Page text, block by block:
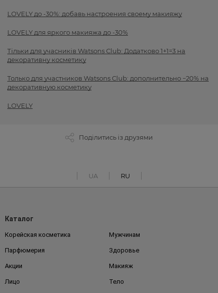
LOVELY до -30%: добавь настроения своему макияжу
LOVELY для яркого макияжа до -30%
Тільки для учасників Watsons Club: Додатково 1+1=3 на
декоративну косметику
Только для участников Watsons Club: дополнительно −20% на
декоративную косметику
LOVELY
Поділитись із друзями
UA RU
Каталог
Корейская косметика Мужчинам
Парфюмерия Здоровье
Акции Макияж
Лицо Тело